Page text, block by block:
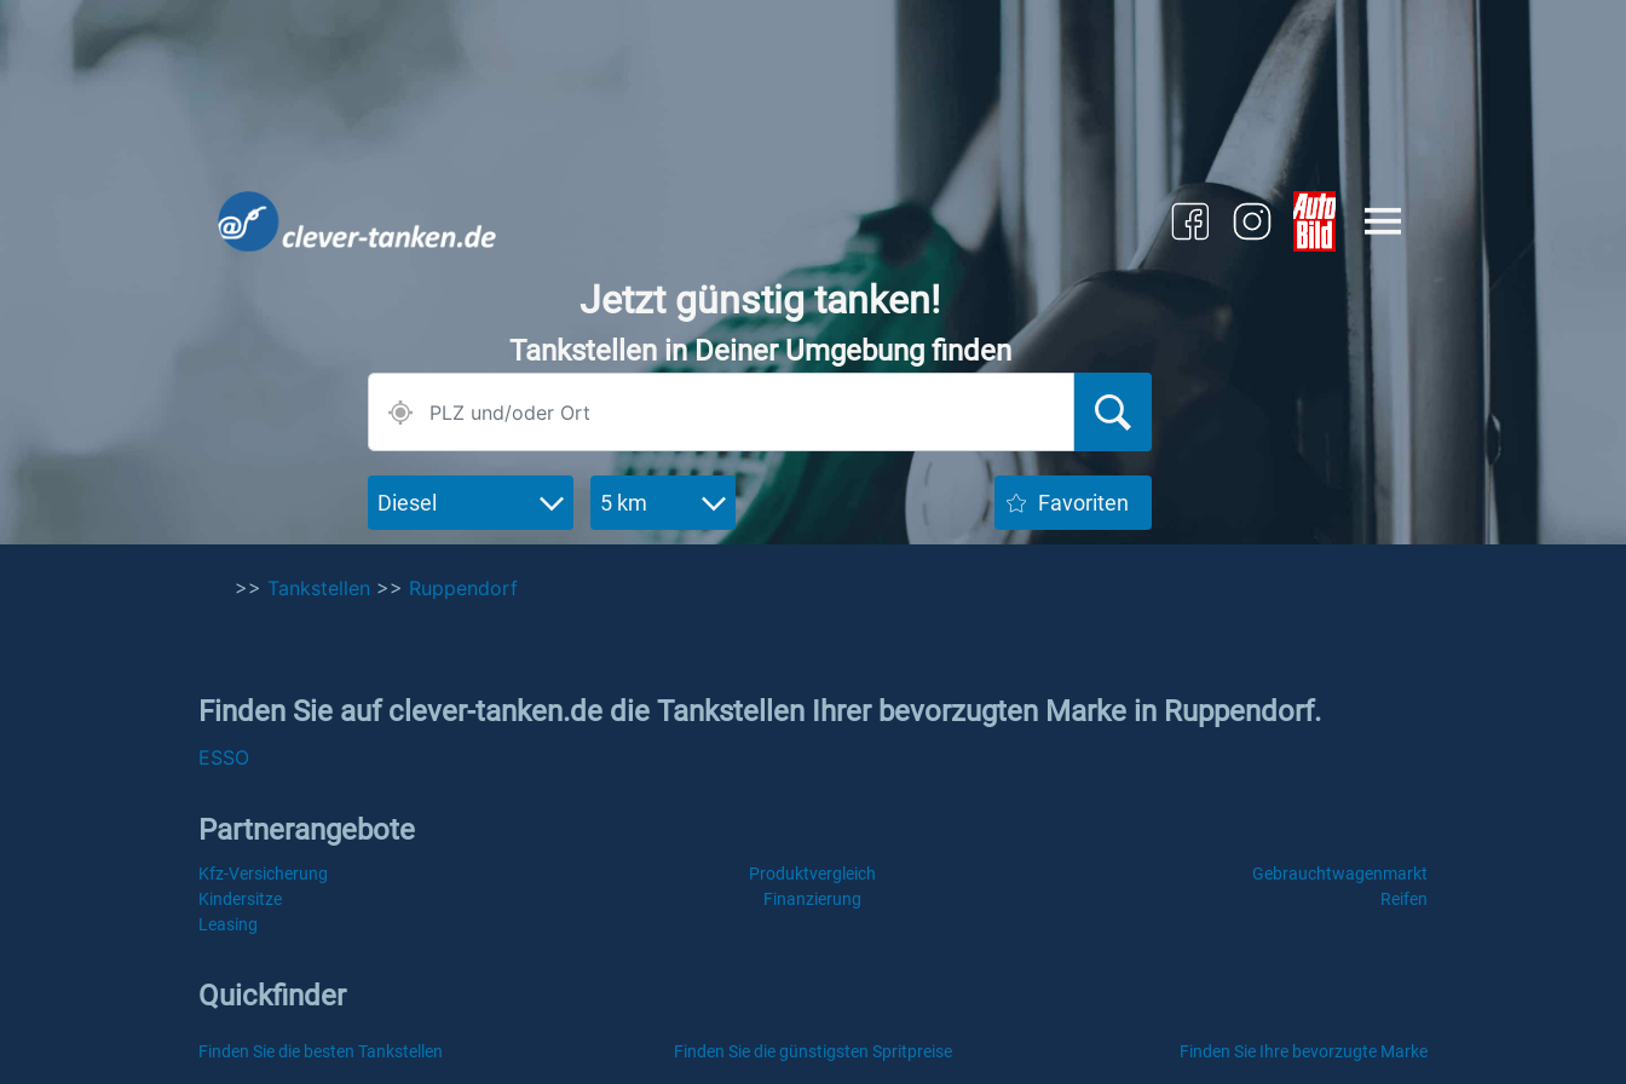
Jetzt günstig tanken!
Tankstellen in Deiner Umgebung finden
Diesel 5 km Favoriten
>> Tankstellen >> Ruppendorf
Finden Sie auf clever-tanken.de die Tankstellen Ihrer bevorzugten Marke in Ruppendorf.
ESSO
Partnerangebote
Kfz-Versicherung Produktvergleich
Gebrauchtwagenmarkt
Kindersitze
Finanzierung
Reifen
Leasing
Quickfinder
Finden Sie die besten Tankstellen Finden Sie die günstigsten Spritpreise Finden Sie Ihre bevorzugte Marke